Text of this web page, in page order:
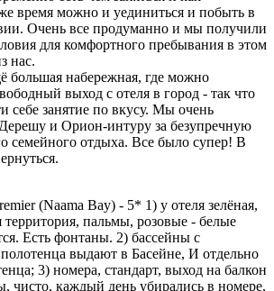
время можно и уединиться и побыть в
Очень все продуманно и мы получили
для комфортного пребывания в этом
нас.
большая набережная, где можно
выход с отеля в город - так что
себе занятие по вкусу. Мы очень
и Орион-интуру за безупречную
семейного отдыха. Все было супер! В
(Naama Bay) - 5* 1) у отеля зелёная,
территория, пальмы, розовые - белые
Есть фонтаны. 2) бассейны с
выдают в Басейне, И отдельно
3) номера, стандарт, выход на балкон
чисто, каждый день убирались в номере,